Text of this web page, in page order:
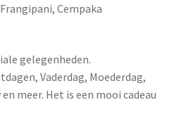
Cempaka
gelegenheden.
Vaderdag, Moederdag,
meer. Het is een mooi cadeau